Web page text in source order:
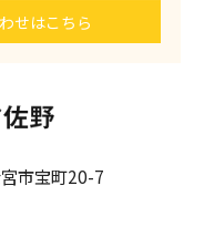
せはこちら
市宝町20-7